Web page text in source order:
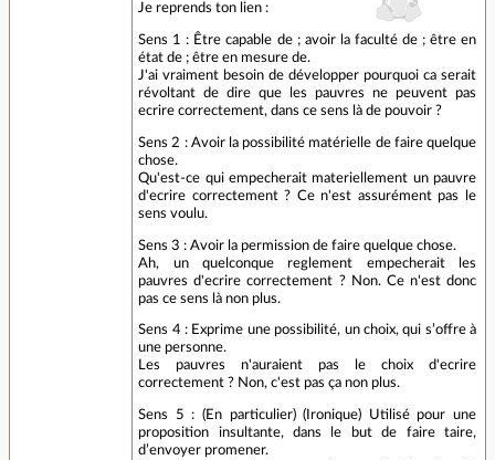
Je reprends ton lien :
Sens 1 : Être capable de ; avoir la faculté de ; être en
état de ; être en mesure de.
J'ai vraiment besoin de développer pourquoi ca serait
révoltant de dire que les pauvres ne peuvent pas
ecrire correctement, dans ce sens là de pouvoir ?
Sens 2 : Avoir la possibilité matérielle de faire quelque
chose.
Qu'est-ce qui empecherait materiellement un pauvre
d'ecrire correctement ? Ce n'est assurément pas le
sens voulu.
Sens 3 : Avoir la permission de faire quelque chose.
Ah, un quelconque reglement empecherait les
pauvres d'ecrire correctement ? Non. Ce n'est donc
pas ce sens là non plus.
Sens 4 : Exprime une possibilité, un choix, qui s’offre à
une personne.
Les pauvres n'auraient pas le choix d'ecrire
correctement ? Non, c'est pas ça non plus.
Sens 5 : (En particulier) (Ironique) Utilisé pour une
proposition insultante, dans le but de faire taire,
d’envoyer promener.